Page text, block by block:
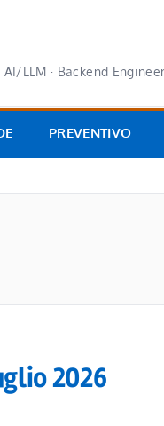
LLM · Backend
PREVENTIVO
2026